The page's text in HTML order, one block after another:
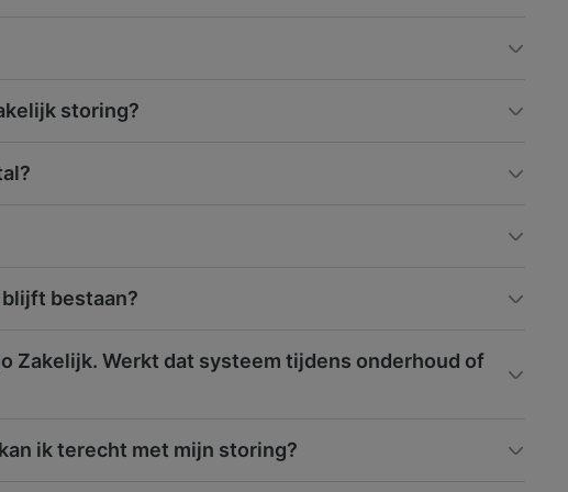
storing?
bestaan?
Zakelijk. Werkt dat systeem tijdens onderhoud of
ik terecht met mijn storing?